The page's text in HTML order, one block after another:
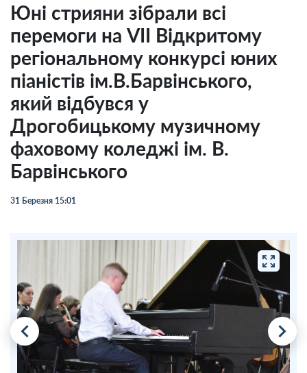
Юні стрияни зібрали всі
перемоги на VII Відкритому
регіональному конкурсі юних
піаністів ім.В.Барвінського,
який відбувся у
Дрогобицькому музичному
фаховому коледжі ім. В.
Барвінського
31 Березня 15:01